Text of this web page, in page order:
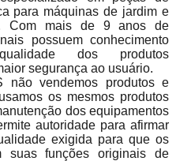
para máquinas de jardim e
Com mais de 9 anos de
possuem conhecimento
dos produtos
segurança ao usuário.
não vendemos produtos e
os mesmos produtos
dos equipamentos
autoridade para afirmar
exigida para que os
suas funções originais de